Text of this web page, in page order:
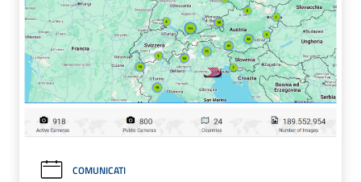
COMUNICATI